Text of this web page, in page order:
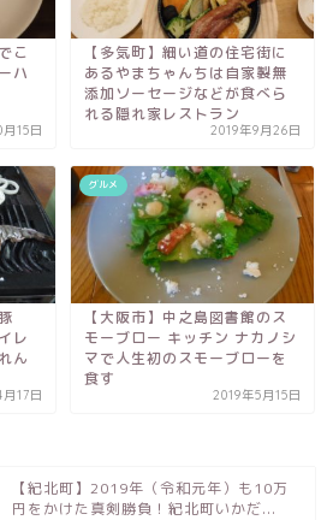
こ
ハ
15日
【多気町】細い道の住宅街に
あるやまちゃんちは自家製無
添加ソーセージなどが食べら
れる隠れ家レストラン
2019年9月26日
レ
ん
17日
グルメ
【大阪市】中之島図書館のス
モーブロー キッチン ナカノシ
マで人生初のスモーブローを
食す
2019年5月15日
【紀北町】2019年（令和元年）も10万
円をかけた真剣勝負！紀北町いかだ...